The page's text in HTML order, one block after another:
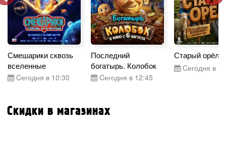
Смешарики сквозь
вселенные
Cегодня в 10:30
Последний
богатырь. Колобок
Cегодня в 12:45
Старый орёл
Cегодня в
Скидки в магазинах